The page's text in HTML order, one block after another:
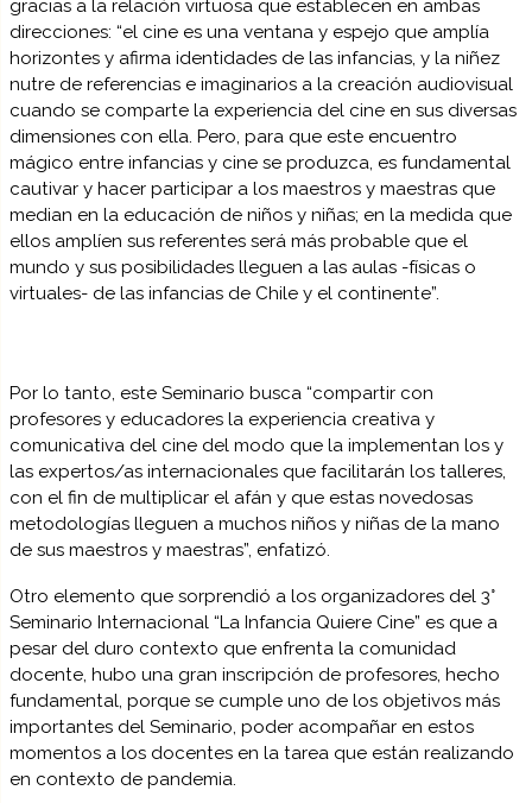
gracias a la relación virtuosa que establecen en ambas
direcciones: “el cine es una ventana y espejo que amplía
horizontes y afirma identidades de las infancias, y la niñez
nutre de referencias e imaginarios a la creación audiovisual
cuando se comparte la experiencia del cine en sus diversas
dimensiones con ella. Pero, para que este encuentro
mágico entre infancias y cine se produzca, es fundamental
cautivar y hacer participar a los maestros y maestras que
median en la educación de niños y niñas; en la medida que
ellos amplíen sus referentes será más probable que el
mundo y sus posibilidades lleguen a las aulas -físicas o
virtuales- de las infancias de Chile y el continente”.
Por lo tanto, este Seminario busca “compartir con
profesores y educadores la experiencia creativa y
comunicativa del cine del modo que la implementan los y
las expertos/as internacionales que facilitarán los talleres,
con el fin de multiplicar el afán y que estas novedosas
metodologías lleguen a muchos niños y niñas de la mano
de sus maestros y maestras”, enfatizó.
Otro elemento que sorprendió a los organizadores del 3°
Seminario Internacional “La Infancia Quiere Cine” es que a
pesar del duro contexto que enfrenta la comunidad
docente, hubo una gran inscripción de profesores, hecho
fundamental, porque se cumple uno de los objetivos más
importantes del Seminario, poder acompañar en estos
momentos a los docentes en la tarea que están realizando
en contexto de pandemia.